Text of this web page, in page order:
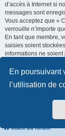
En poursuivant
l’utilisation de
d’accès à Internet si
messages sont
Vous acceptez que «
verrouille n’importe
En tant que membre,
saisies soient
informations ne soient
consentement, ni «
comme
Index du forum